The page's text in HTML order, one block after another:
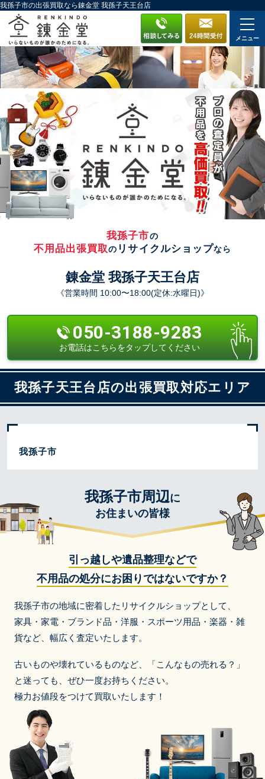
我孫子市の出張買取なら錬金堂 我孫子天王台店
メニュー
我孫子市の
不用品出張買取の リサイクルショップなら
錬金堂 我孫子天王台店
《営業時間 10:00〜18:00(定休:水曜日)》
050-3188-9283
お電話はこちらをタップしてください
我孫子天王台店の出張買取対応エリア
我孫子市
我孫子市周辺に
お住まいの皆様
引っ越しや遺品整理などで
不用品の処分にお困りではないですか？
我孫子市の地域に密着したリサイクルショップとして、
家具・家電・ブランド品・洋服・スポーツ用品・楽器・雑
貨など、 幅広く査定いたします。
古いものや壊れているものなど、「こんなもの売れる？」
と迷っても、ぜひ一度お持ちください。
極力お値段をつけて買取いたします！